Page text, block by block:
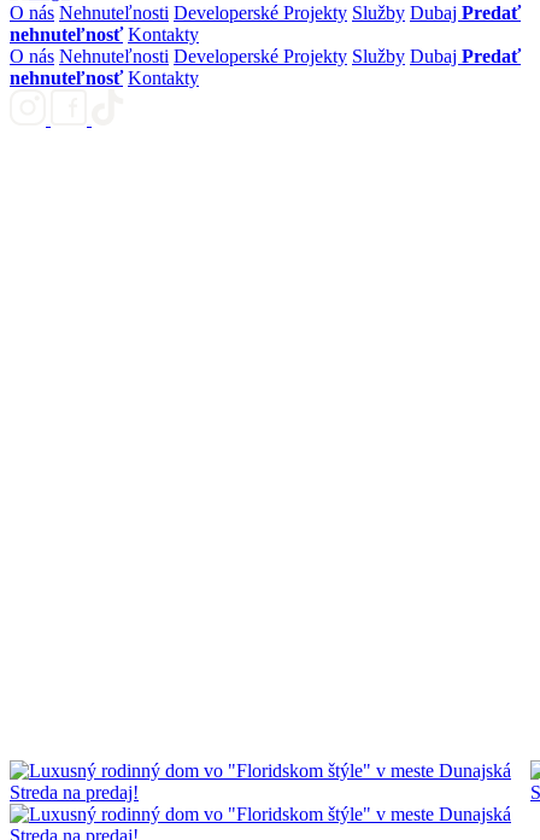
O nás Nehnuteľnosti Developerské Projekty Služby Dubaj Predať
nehnuteľnosť Kontakty
O nás Nehnuteľnosti Developerské Projekty Služby Dubaj Predať
nehnuteľnosť Kontakty